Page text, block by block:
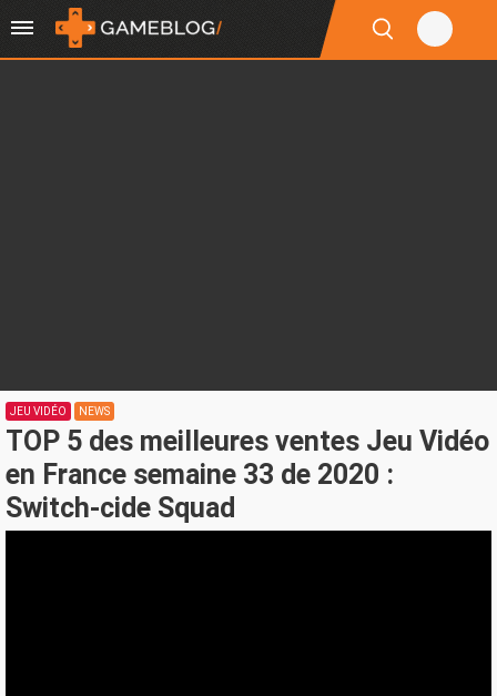
JEU VIDÉO NEWS
TOP 5 des meilleures ventes Jeu Vidéo
en France semaine 33 de 2020 :
Switch-cide Squad